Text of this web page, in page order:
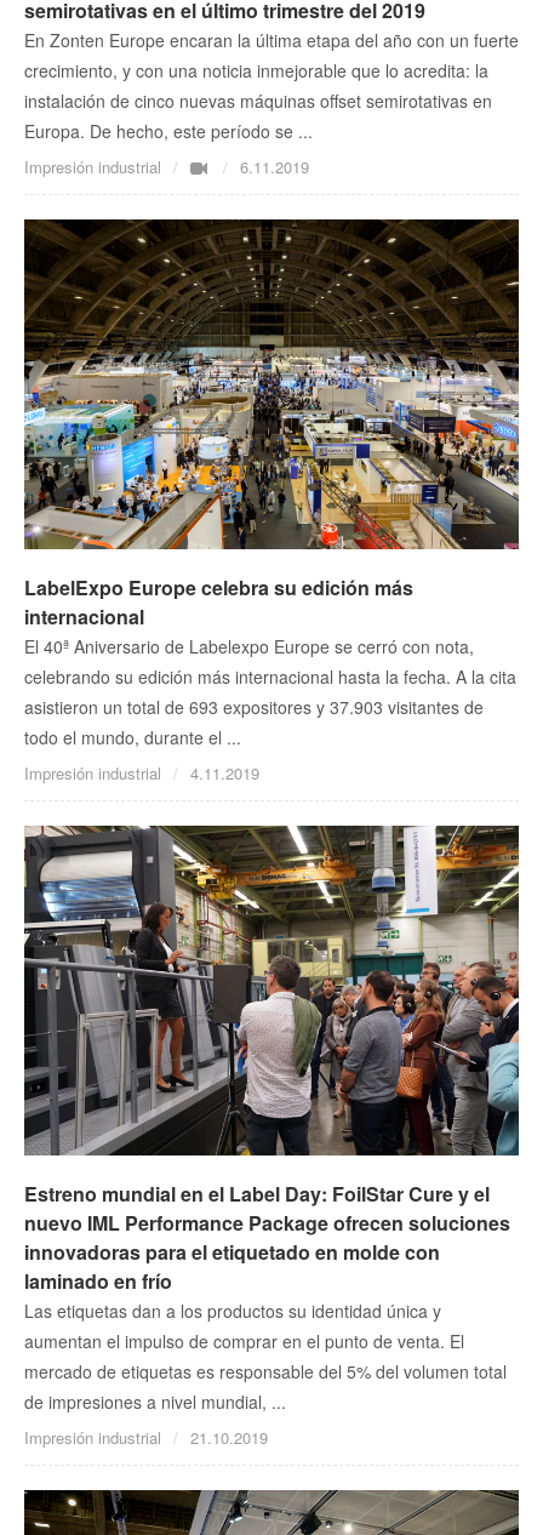
semirotativas en el último trimestre del 2019
En Zonten Europe encaran la última etapa del año con un fuerte
crecimiento, y con una noticia inmejorable que lo acredita: la
instalación de cinco nuevas máquinas offset semirotativas en
Europa. De hecho, este período se ...
Impresión industrial 6.11.2019
LabelExpo Europe celebra su edición más
internacional
El 40ª Aniversario de Labelexpo Europe se cerró con nota,
celebrando su edición más internacional hasta la fecha. A la cita
asistieron un total de 693 expositores y 37.903 visitantes de
todo el mundo, durante el ...
Impresión industrial 4.11.2019
Estreno mundial en el Label Day: FoilStar Cure y el
nuevo IML Performance Package ofrecen soluciones
innovadoras para el etiquetado en molde con
laminado en frío
Las etiquetas dan a los productos su identidad única y
aumentan el impulso de comprar en el punto de venta. El
mercado de etiquetas es responsable del 5% del volumen total
de impresiones a nivel mundial, ...
Impresión industrial 21.10.2019